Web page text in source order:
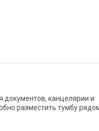
документов, канцелярии и
разместить тумбу